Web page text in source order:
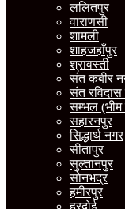
ललितपुर
वाराणसी
शामली
शाहजहाँपुर
श्रावस्ती
संत कबीर
संत रविदास
सम्भल (भीम
सहारनपुर
सिद्धार्थ नगर
सीतापुर
सुल्तानपुर
सोनभद्र
हमीरपुर
हरदोई